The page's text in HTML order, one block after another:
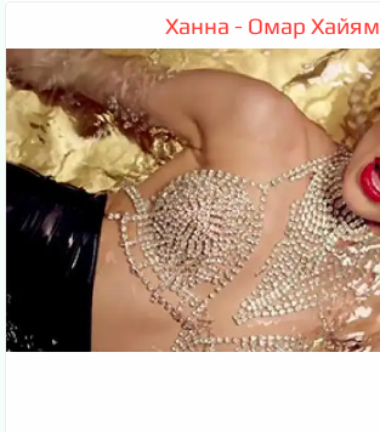
Ханна - Омар Хайям